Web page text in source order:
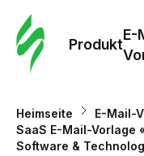
Produkt
E-
Heimseite
E-Mail-
SaaS E-Mail-Vorlage
Software &